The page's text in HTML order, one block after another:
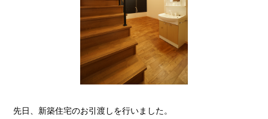
先日、新築住宅のお引渡しを行いました。